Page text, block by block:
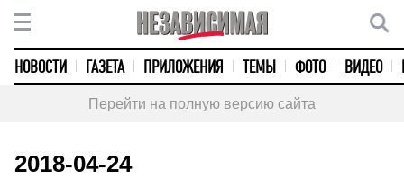
НОВОСТИ ГАЗЕТА ПРИЛОЖЕНИЯ ТЕМЫ ФОТО ВИДЕО
Перейти на полную версию сайта
2018-04-24